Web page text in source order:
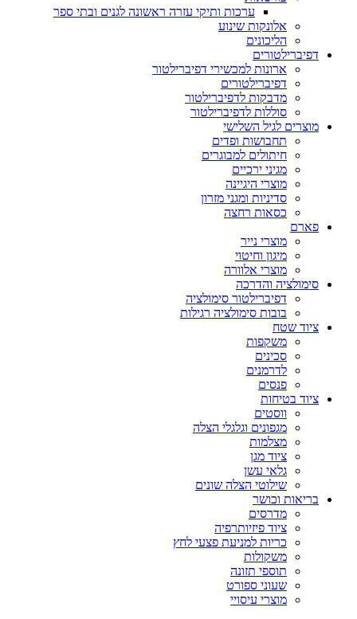
ערכות ותיקי עזרה ראשונה לגנים ובתי ספר
אלונקות שינוע
הליכונים
דפיברילטורים
ארונות למכשירי דפיברילטור
דפיברילטורים
מדבקות לדפיברילטור
סוללות לדפיברילטור
מוצרים לגיל השלישי
תחבושות ופדים
חיתולים למבוגרים
מגיני ירכיים
מוצרי היגיינה
סדיניות ומגני מזרון
כסאות רחצה
פארם
מוצרי נייר
מיגון וחיטוי
מוצרי אלוורה
סימולציה והדרכה
דפיברילטור סימולציה
בובות סימולציה רגילות
ציוד שטח
משקפות
סכינים
לדרמנים
פנסים
ציוד בטיחות
ווסטים
מגפונים וגלגלי הצלה
מצלמות
ציוד מגן
גלאי עשן
שילוטי הצלה שונים
בריאות וכושר
מדרסים
ציוד פיזיותרפיה
כריות למניעת פצעי לחץ
משקולות
תוספי תזונה
שעוני ספורט
מוצרי עיסויי